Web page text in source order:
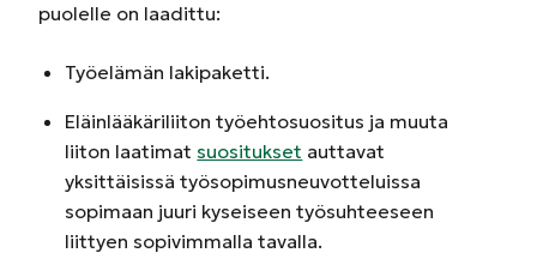
puolelle on laadittu:
Työelämän lakipaketti.
Eläinlääkäriliiton työehtosuositus ja muuta
liiton laatimat suositukset auttavat
yksittäisissä työsopimusneuvotteluissa
sopimaan juuri kyseiseen työsuhteeseen
liittyen sopivimmalla tavalla.